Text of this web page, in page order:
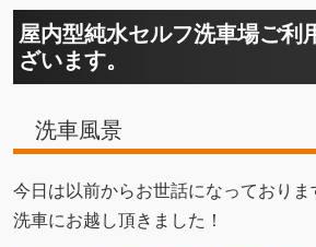
屋内型純水セルフ洗車場ご利
ざいます。
洗車風景
今日は以前からお世話になっておりま
洗車にお越し頂きました！